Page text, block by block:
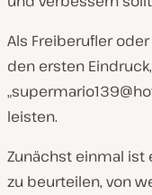
Als Freiberufler
den ersten
„
leisten.
Zunächst einmal ist
zu beurteilen, von